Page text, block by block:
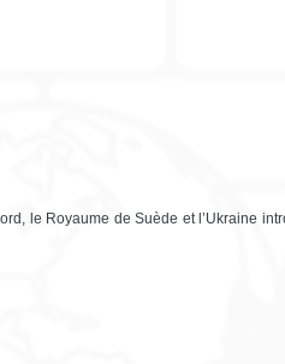
le Royaume de Suède et l’Ukraine